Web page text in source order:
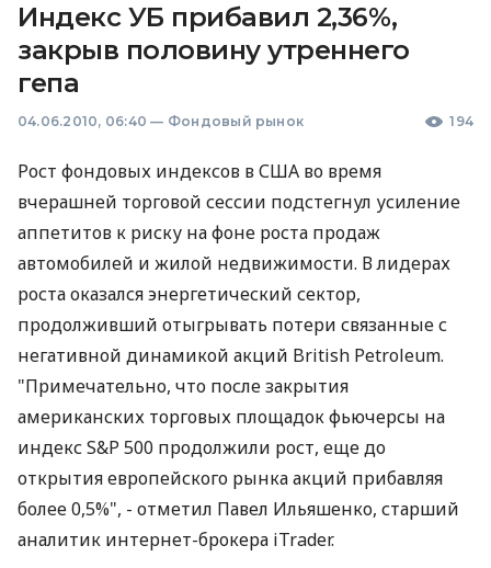
Индекс УБ прибавил 2,36%,
закрыв половину утреннего
гепа
04.06.2010, 06:40 — Фондовый рынок 194
Рост фондовых индексов в США во время
вчерашней торговой сессии подстегнул усиление
аппетитов к риску на фоне роста продаж
автомобилей и жилой недвижимости. В лидерах
роста оказался энергетический сектор,
продолживший отыгрывать потери связанные с
негативной динамикой акций British Petroleum.
"Примечательно, что после закрытия
американских торговых площадок фьючерсы на
индекс S&P 500 продолжили рост, еще до
открытия европейского рынка акций прибавляя
более 0,5%", - отметил Павел Ильяшенко, старший
аналитик интернет-брокера iTrader.